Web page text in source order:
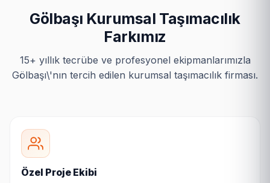
Gölbaşı Kurumsal Taşımacılık
Farkımız
15+ yıllık tecrübe ve profesyonel ekipmanlarımızla
Gölbaşı\'nın tercih edilen kurumsal taşımacılık firması.
Özel Proje Ekibi